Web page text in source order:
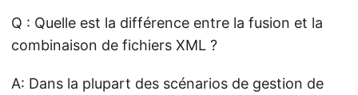
Q : Quelle est la différence entre la fusion et la
combinaison de fichiers XML ?
A: Dans la plupart des scénarios de gestion de